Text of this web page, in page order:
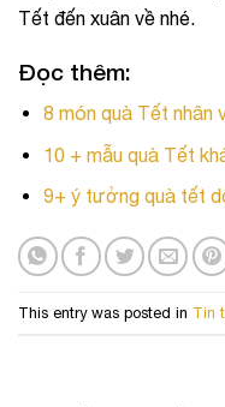
Tết đến xuân về nhé.
Đọc thêm:
8 món quà Tết nhân
10 + mẫu quà Tết
9+ ý tưởng quà tết
This entry was posted in Tin